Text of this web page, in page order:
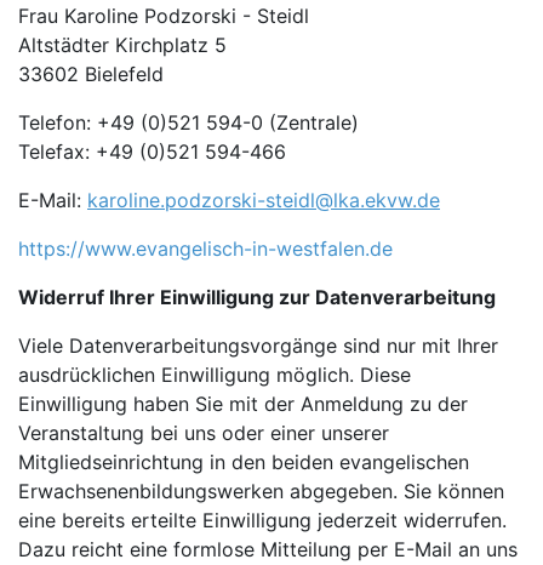
Frau Karoline Podzorski - Steidl
Altstädter Kirchplatz 5
33602 Bielefeld
Telefon: +49 (0)521 594-0 (Zentrale)
Telefax: +49 (0)521 594-466
E-Mail: karoline.podzorski-steidl@lka.ekvw.de
https://www.evangelisch-in-westfalen.de
Widerruf Ihrer Einwilligung zur Datenverarbeitung
Viele Datenverarbeitungsvorgänge sind nur mit Ihrer
ausdrücklichen Einwilligung möglich. Diese
Einwilligung haben Sie mit der Anmeldung zu der
Veranstaltung bei uns oder einer unserer
Mitgliedseinrichtung in den beiden evangelischen
Erwachsenenbildungswerken abgegeben. Sie können
eine bereits erteilte Einwilligung jederzeit widerrufen.
Dazu reicht eine formlose Mitteilung per E-Mail an uns